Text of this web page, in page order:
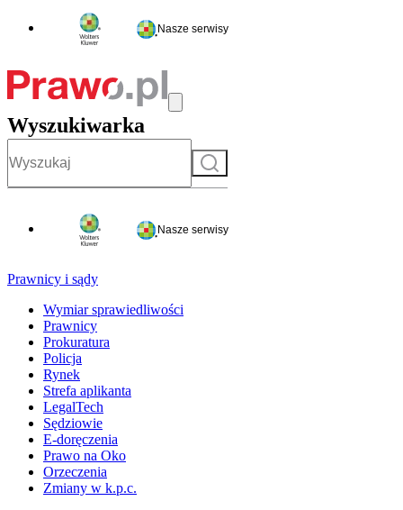
Nasze serwisy
Wyszukiwarka
Szukaj
Nasze serwisy
Prawnicy i sądy
Wymiar sprawiedliwości
Prawnicy
Prokuratura
Policja
Rynek
Strefa aplikanta
LegalTech
Sędziowie
E-doręczenia
Prawo na Oko
Orzeczenia
Zmiany w k.p.c.